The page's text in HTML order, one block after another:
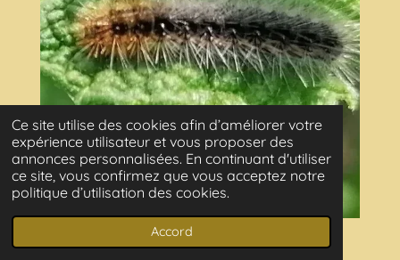
Ce site utilise des cookies afin d’améliorer votre
expérience utilisateur et vous proposer des
annonces personnalisées. En continuant d'utiliser
ce site, vous confirmez que vous acceptez notre
politique d’utilisation des cookies.
Accord
Orthosia cerasi